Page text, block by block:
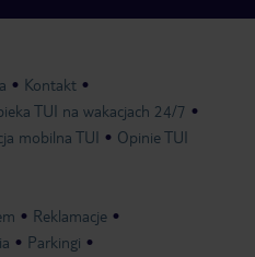
Kontakt
TUI na wakacjach 24/7
mobilna TUI Opinie TUI
Reklamacje
Parkingi